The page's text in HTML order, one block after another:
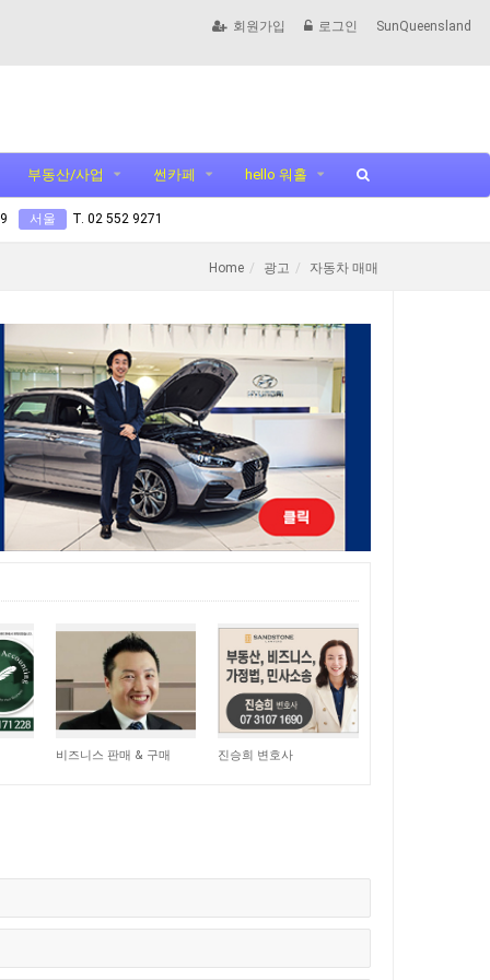
회원가입 로그인 SunQueensland
부동산/사업 썬카페 hello 워홀
서울 T. 02 552 9271
Home 광고 자동차 매매
15,062
비즈니스 판매 & 구매 11,062
진승희 변호사